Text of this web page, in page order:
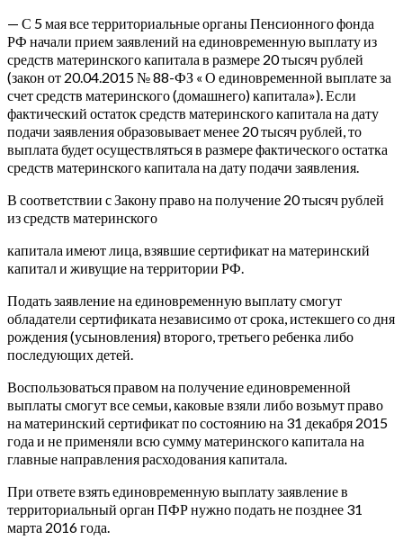
— С 5 мая все территориальные органы Пенсионного фонда
РФ начали прием заявлений на единовременную выплату из
средств материнского капитала в размере 20 тысяч рублей
(закон от 20.04.2015 № 88-ФЗ « О единовременной выплате за
счет средств материнского (домашнего) капитала»). Если
фактический остаток средств материнского капитала на дату
подачи заявления образовывает менее 20 тысяч рублей, то
выплата будет осуществляться в размере фактического остатка
средств материнского капитала на дату подачи заявления.
В соответствии с Закону право на получение 20 тысяч рублей
из средств материнского
капитала имеют лица, взявшие сертификат на материнский
капитал и живущие на территории РФ.
Подать заявление на единовременную выплату смогут
обладатели сертификата независимо от срока, истекшего со дня
рождения (усыновления) второго, третьего ребенка либо
последующих детей.
Воспользоваться правом на получение единовременной
выплаты смогут все семьи, каковые взяли либо возьмут право
на материнский сертификат по состоянию на 31 декабря 2015
года и не применяли всю сумму материнского капитала на
главные направления расходования капитала.
При ответе взять единовременную выплату заявление в
территориальный орган ПФР нужно подать не позднее 31
марта 2016 года.